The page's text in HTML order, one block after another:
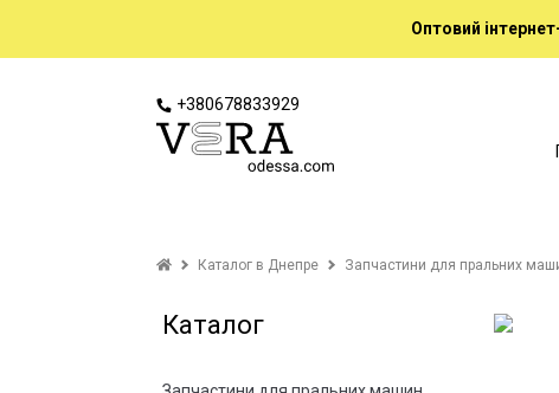
Оптовий
+380678833929
Каталог в Днепре Запчастини для пральних
Каталог